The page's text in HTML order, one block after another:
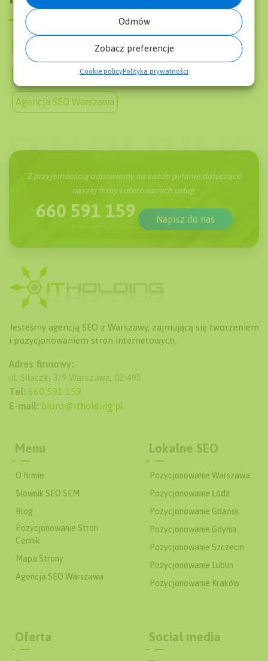
Odmów
Zobacz preferencje
Cookie policyPolityka prywatności
O firmie Słownik SEO SEM Blog
Pozycjonowanie Stron Cennik Mapa Strony
Agencja SEO Warszawa
Z przyjemnością odpowiemy na każde pytanie dotyczące
naszej firmy i oferowanych usług.
660 591 159 Napisz do nas
Jesteśmy agencją SEO z Warszawy, zajmującą się tworzeniem
i pozycjonowaniem stron internetowych.
Adres firmowy:
ul. Siłaczki 3/9 Warszawa, 02-495
Tel: 660 591 159
E-mail: biuro@itholding.pl
Menu
O firmie
Słownik SEO SEM
Blog
Pozycjonowanie Stron
Cennik
Mapa Strony
Agencja SEO Warszawa
Lokalne SEO
Pozycjonowanie Warszawa
Pozycjonowanie Łódź
Pozycjonowanie Gdańsk
Pozycjonowanie Gdynia
Pozycjonowanie Szczecin
Pozycjonowanie Lublin
Pozycjonowanie Kraków
Oferta Social media